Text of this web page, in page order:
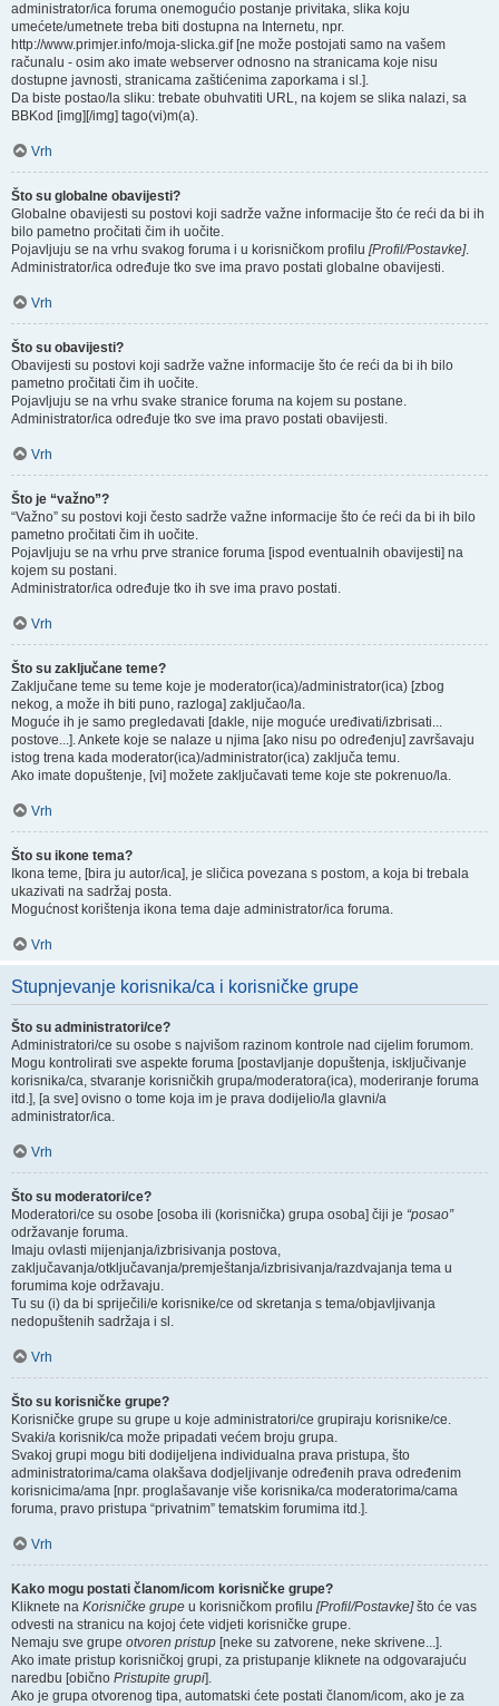
administrator/ica foruma onemogućio postanje privitaka, slika koju
umećete/umetnete treba biti dostupna na Internetu, npr.
http://www.primjer.info/moja-slicka.gif [ne može postojati samo na vašem
računalu - osim ako imate webserver odnosno na stranicama koje nisu
dostupne javnosti, stranicama zaštićenima zaporkama i sl.].
Da biste postao/la sliku: trebate obuhvatiti URL, na kojem se slika nalazi, sa
BBKod [img][/img] tago(vi)m(a).
Vrh
Što su globalne obavijesti?
Globalne obavijesti su postovi koji sadrže važne informacije što će reći da bi ih
bilo pametno pročitati čim ih uočite.
Pojavljuju se na vrhu svakog foruma i u korisničkom profilu [Profil/Postavke].
Administrator/ica određuje tko sve ima pravo postati globalne obavijesti.
Vrh
Što su obavijesti?
Obavijesti su postovi koji sadrže važne informacije što će reći da bi ih bilo
pametno pročitati čim ih uočite.
Pojavljuju se na vrhu svake stranice foruma na kojem su postane.
Administrator/ica određuje tko sve ima pravo postati obavijesti.
Vrh
Što je “važno”?
“Važno” su postovi koji često sadrže važne informacije što će reći da bi ih bilo
pametno pročitati čim ih uočite.
Pojavljuju se na vrhu prve stranice foruma [ispod eventualnih obavijesti] na
kojem su postani.
Administrator/ica određuje tko ih sve ima pravo postati.
Vrh
Što su zaključane teme?
Zaključane teme su teme koje je moderator(ica)/administrator(ica) [zbog
nekog, a može ih biti puno, razloga] zaključao/la.
Moguće ih je samo pregledavati [dakle, nije moguće uređivati/izbrisati...
postove...]. Ankete koje se nalaze u njima [ako nisu po određenju] završavaju
istog trena kada moderator(ica)/administrator(ica) zaključa temu.
Ako imate dopuštenje, [vi] možete zaključavati teme koje ste pokrenuo/la.
Vrh
Što su ikone tema?
Ikona teme, [bira ju autor/ica], je sličica povezana s postom, a koja bi trebala
ukazivati na sadržaj posta.
Mogućnost korištenja ikona tema daje administrator/ica foruma.
Vrh
Stupnjevanje korisnika/ca i korisničke grupe
Što su administratori/ce?
Administratori/ce su osobe s najvišom razinom kontrole nad cijelim forumom.
Mogu kontrolirati sve aspekte foruma [postavljanje dopuštenja, isključivanje
korisnika/ca, stvaranje korisničkih grupa/moderatora(ica), moderiranje foruma
itd.], [a sve] ovisno o tome koja im je prava dodijelio/la glavni/a
administrator/ica.
Vrh
Što su moderatori/ce?
Moderatori/ce su osobe [osoba ili (korisnička) grupa osoba] čiji je “posao”
održavanje foruma.
Imaju ovlasti mijenjanja/izbrisivanja postova,
zaključavanja/otključavanja/premještanja/izbrisivanja/razdvajanja tema u
forumima koje održavaju.
Tu su (i) da bi spriječili/e korisnike/ce od skretanja s tema/objavljivanja
nedopuštenih sadržaja i sl.
Vrh
Što su korisničke grupe?
Korisničke grupe su grupe u koje administratori/ce grupiraju korisnike/ce.
Svaki/a korisnik/ca može pripadati većem broju grupa.
Svakoj grupi mogu biti dodijeljena individualna prava pristupa, što
administratorima/cama olakšava dodjeljivanje određenih prava određenim
korisnicima/ama [npr. proglašavanje više korisnika/ca moderatorima/cama
foruma, pravo pristupa “privatnim” tematskim forumima itd.].
Vrh
Kako mogu postati članom/icom korisničke grupe?
Kliknete na Korisničke grupe u korisničkom profilu [Profil/Postavke]što će vas
odvesti na stranicu na kojoj ćete vidjeti korisničke grupe.
Nemaju sve grupe otvoren pristup [neke su zatvorene, neke skrivene...].
Ako imate pristup korisničkoj grupi, za pristupanje kliknete na odgovarajuću
naredbu [obično Pristupite grupi].
Ako je grupa otvorenog tipa, automatski ćete postati članom/icom, ako je za